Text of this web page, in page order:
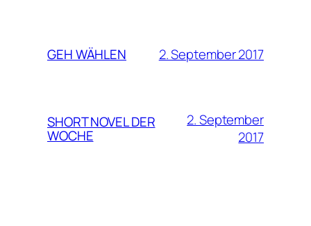
GEH WÄHLEN 2. September 2017
SHORT NOVEL DER
WOCHE
2. September
2017